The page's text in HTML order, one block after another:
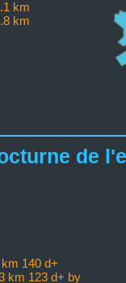
km
km
de
140 d+
km 123 d+ by